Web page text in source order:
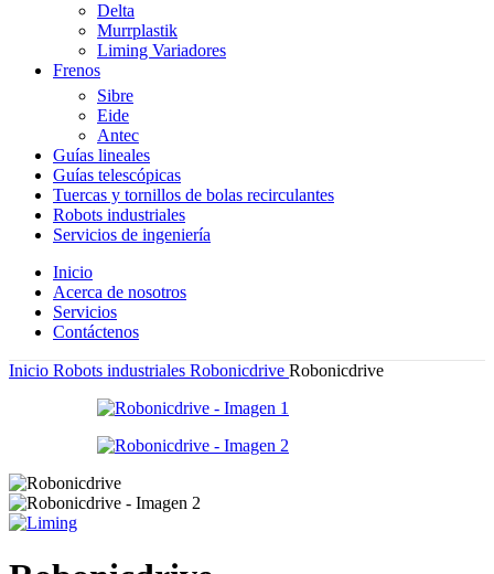
Delta
Murrplastik
Liming Variadores
Frenos
Sibre
Eide
Antec
Guías lineales
Guías telescópicas
Tuercas y tornillos de bolas recirculantes
Robots industriales
Servicios de ingeniería
Inicio
Acerca de nosotros
Servicios
Contáctenos
Inicio Robots industriales Robonicdrive Robonicdrive